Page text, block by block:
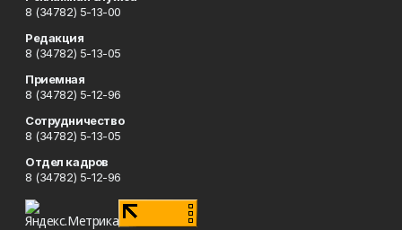
8 (34782) 5-13-00
Редакция
8 (34782) 5-13-05
Приемная
8 (34782) 5-12-96
Сотрудничество
8 (34782) 5-13-05
Отдел кадров
8 (34782) 5-12-96